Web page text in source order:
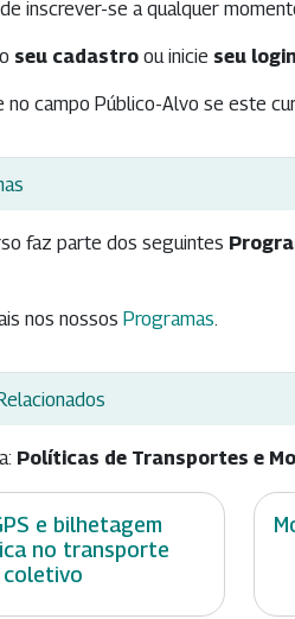
inscrever-se a qualquer
seu cadastro ou inicie seu login
no campo Público-Alvo se este
faz parte dos seguintes
nos nossos Programas.
Políticas de Transportes e
e bilhetagem
no transporte
coletivo